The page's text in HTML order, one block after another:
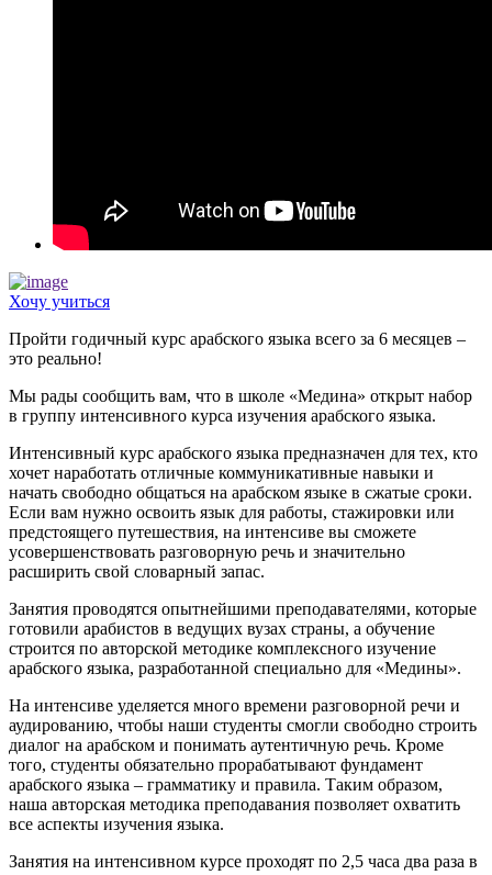
Хочу учиться
Пройти годичный курс арабского языка всего за 6 месяцев –
это реально!
Мы рады сообщить вам, что в школе «Медина» открыт набор
в группу интенсивного курса изучения арабского языка.
Интенсивный курс арабского языка предназначен для тех, кто
хочет наработать отличные коммуникативные навыки и
начать свободно общаться на арабском языке в сжатые сроки.
Если вам нужно освоить язык для работы, стажировки или
предстоящего путешествия, на интенсиве вы сможете
усовершенствовать разговорную речь и значительно
расширить свой словарный запас.
Занятия проводятся опытнейшими преподавателями, которые
готовили арабистов в ведущих вузах страны, а обучение
строится по авторской методике комплексного изучение
арабского языка, разработанной специально для «Медины».
На интенсиве уделяется много времени разговорной речи и
аудированию, чтобы наши студенты смогли свободно строить
диалог на арабском и понимать аутентичную речь. Кроме
того, студенты обязательно прорабатывают фундамент
арабского языка – грамматику и правила. Таким образом,
наша авторская методика преподавания позволяет охватить
все аспекты изучения языка.
Занятия на интенсивном курсе проходят по 2,5 часа два раза в